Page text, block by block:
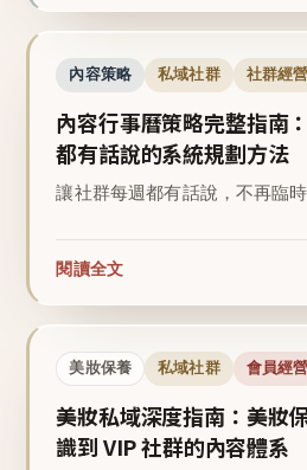
內容策略 私域社群 社群經營
內容行事曆策略完整指南
都有話說的系統規劃方法
讓社群每週都有話說，不再臨時
閱讀全文
美妝保養 私域社群 會員經營
美妝私域深度指南：美妝
識到 VIP 社群的內容體系